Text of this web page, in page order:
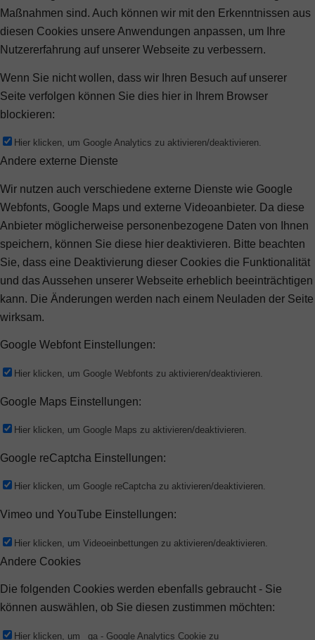
Maßnahmen sind. Auch können wir mit den Erkenntnissen aus
diesen Cookies unsere Anwendungen anpassen, um Ihre
Nutzererfahrung auf unserer Webseite zu verbessern.
Wenn Sie nicht wollen, dass wir Ihren Besuch auf unserer
Seite verfolgen können Sie dies hier in Ihrem Browser
blockieren:
Hier klicken, um Google Analytics zu aktivieren/deaktivieren.
Andere externe Dienste
Wir nutzen auch verschiedene externe Dienste wie Google
Webfonts, Google Maps und externe Videoanbieter. Da diese
Anbieter möglicherweise personenbezogene Daten von Ihnen
speichern, können Sie diese hier deaktivieren. Bitte beachten
Sie, dass eine Deaktivierung dieser Cookies die Funktionalität
und das Aussehen unserer Webseite erheblich beeinträchtigen
kann. Die Änderungen werden nach einem Neuladen der Seite
wirksam.
Google Webfont Einstellungen:
Hier klicken, um Google Webfonts zu aktivieren/deaktivieren.
Google Maps Einstellungen:
Hier klicken, um Google Maps zu aktivieren/deaktivieren.
Google reCaptcha Einstellungen:
Hier klicken, um Google reCaptcha zu aktivieren/deaktivieren.
Vimeo und YouTube Einstellungen:
Hier klicken, um Videoeinbettungen zu aktivieren/deaktivieren.
Andere Cookies
Die folgenden Cookies werden ebenfalls gebraucht - Sie
können auswählen, ob Sie diesen zustimmen möchten:
Hier klicken, um _ga - Google Analytics Cookie zu